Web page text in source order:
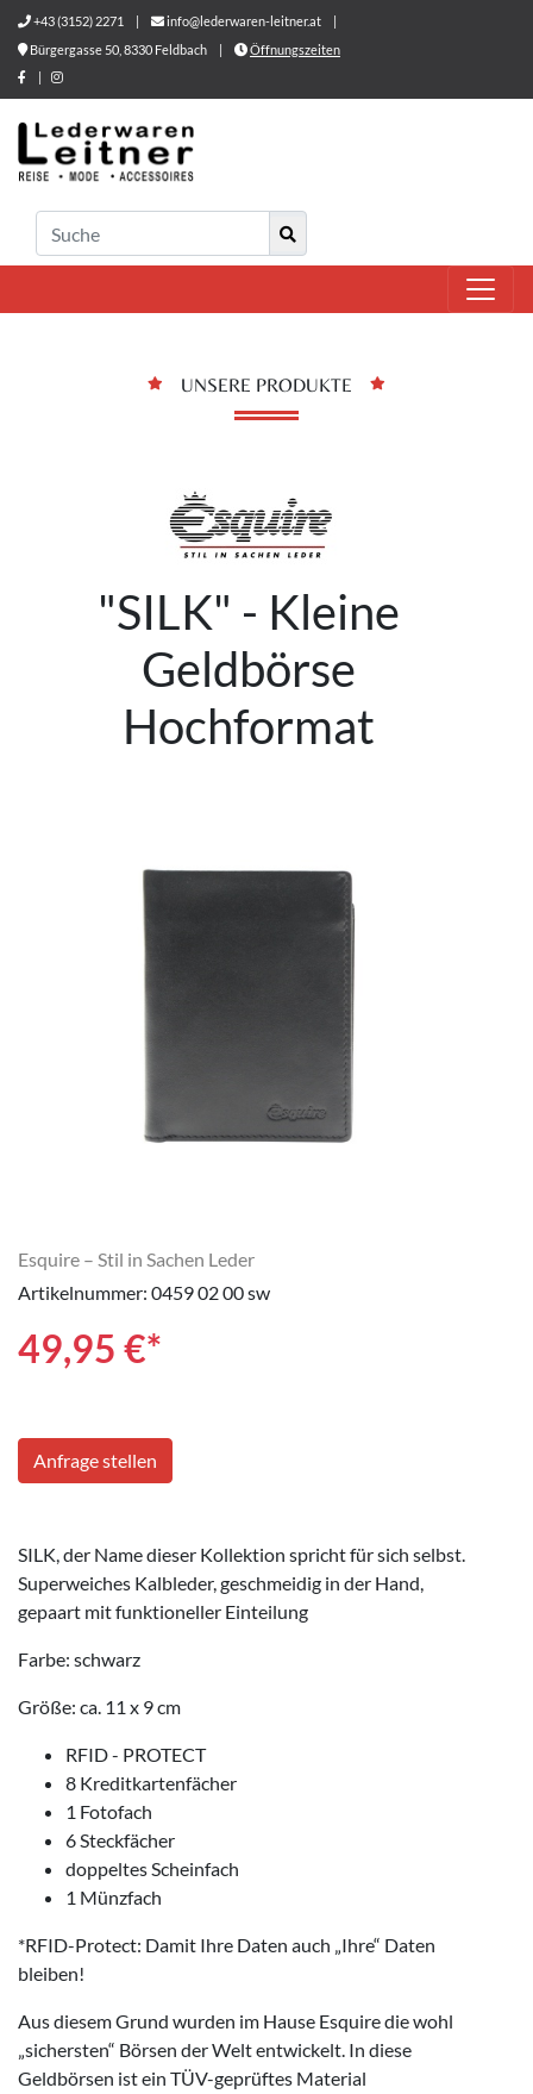
+43 (3152) 2271 | info@lederwaren-leitner.at
|
Bürgergasse 50, 8330 Feldbach
|
Öffnungszeiten
|
UNSERE PRODUKTE
"SILK" - Kleine
Geldbörse
Hochformat
Esquire – Stil in Sachen Leder
Artikelnummer: 0459 02 00 sw
49,95 €*
Anfrage stellen
SILK, der Name dieser Kollektion spricht für sich selbst.
Superweiches Kalbleder, geschmeidig in der Hand,
gepaart mit funktioneller Einteilung
Farbe: schwarz
Größe: ca. 11 x 9 cm
RFID - PROTECT
8 Kreditkartenfächer
1 Fotofach
6 Steckfächer
doppeltes Scheinfach
1 Münzfach
*RFID-Protect: Damit Ihre Daten auch „Ihre“ Daten
bleiben!
Aus diesem Grund wurden im Hause Esquire die wohl
„sichersten“ Börsen der Welt entwickelt. In diese
Geldbörsen ist ein TÜV-geprüftes Material